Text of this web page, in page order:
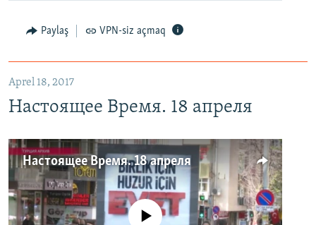
Paylaş VPN-siz açmaq
Aprel 18, 2017
Настоящее Время. 18 апреля
Настоящее Время. 18 апреля
No media source currently available